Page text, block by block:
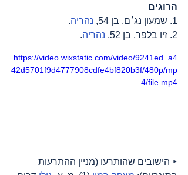
הרוגים
1. שמעון נג׳ם, בן 54,
נהריה.
2. זיו בלפר, בן 52,
נהריה.
https://video.wixstatic.com/video/9241ed_a4
42d5701f9d4777908cdfe4bf820b3f/480p/mp
4/file.mp4
‣ הישובים שהותרעו (מניין ההתרעות